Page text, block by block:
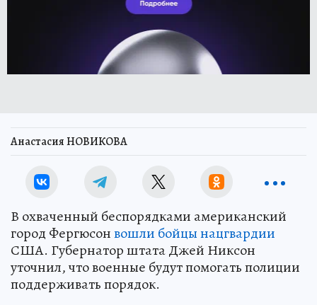
Анастасия НОВИКОВА
В охваченный беспорядками американский
город Фергюсонвошли бойцы нацгвардии
США. Губернатор штата Джей Никсон
уточнил, что военные будут помогать полиции
поддерживать порядок.